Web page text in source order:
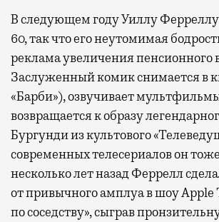
несколько — в разных зонах
гаваней. На некоторых вокзалах —
Лаунжи доступны на
Павелецком, Казанском,
и Курском вокзалах.Попасть в
могут держатели карт Mir Supreme.
не только в столице. Всего доступно
1000 бизнес-залов по всему миру.
В следующем году Уиллу
60, так что его неутомимая
реклама увеличения пенсионного
Заслуженный комик снимается в
«Барби»), озвучивает
возвращается к образу
Бургунди из культового
современных телесериалов он
несколько лет назад Феррелл
от привычного амплуа в шоу Apple
по соседству», сыграв